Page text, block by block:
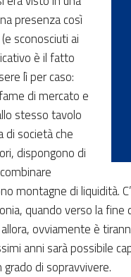
presenza così
sconosciuti ai
è il fatto
lì per caso:
di mercato e
stesso tavolo
di società che
dispongono di
montagne di liquidità.
quando verso la fine
ovviamente è
anni sarà possibile
di sopravvivere.